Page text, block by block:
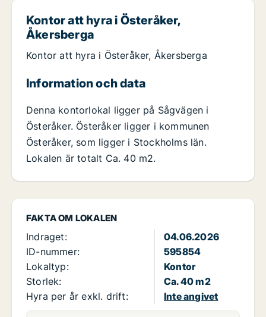
FAKTA OM LOKALEN
Indraget:
04.06.2026
ID-nummer:
595854
Lokaltyp:
Kontor
Storlek:
Ca. 40 m2
Hyra per år exkl. drift:
Inte angivet
Kontor att hyra i Österåker,
Åkersberga
Kontor att hyra i Österåker, Åkersberga
Information och data
Denna kontorlokal ligger på Sågvägen i
Österåker. Österåker ligger i kommunen
Österåker, som ligger i Stockholms län.
Lokalen är totalt Ca. 40 m2.